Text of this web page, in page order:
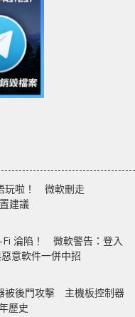
玩啦！ 微軟刪走
建議
Fi 淪陷！ 微軟警告：登入
意軟件一併中招
被後門攻擊 主機板控制器
歷史